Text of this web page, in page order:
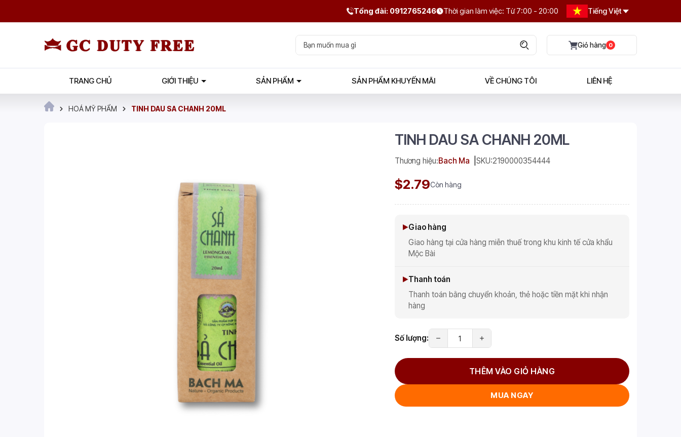
Tổng đài: 0912765246 Thời gian làm việc: Từ 7:00 - 20:00 Tiếng Việt
0
TRANG CHỦ GIỚI THIỆU SẢN PHẨM SẢN PHẨM KHUYẾN MÃI VỀ CHÚNG TÔI LIÊN HỆ
HOÁ MỸ PHẨM TINH DAU SA CHANH 20ML
TINH DAU SA CHANH 20ML
Thương hiệu:Bach Ma SKU:2190000354444
$2.79Còn hàng
Giao hàng
Giao hàng tại cửa hàng miễn thuế trong khu kinh tế cửa khẩu
Mộc Bài
Thanh toán
Thanh toán bằng chuyển khoản, thẻ hoặc tiền mặt khi nhận
hàng
Số lượng:
THÊM VÀO GIỎ HÀNG
MUA NGAY